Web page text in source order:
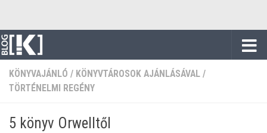
KÖNYVAJÁNLÓ / KÖNYVTÁROSOK AJÁNLÁSÁVAL /
TÖRTÉNELMI REGÉNY
5 könyv Orwelltől